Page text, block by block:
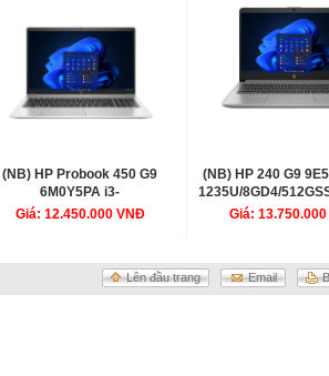
BT5/3C41WHr/W11SL/BẠC
(NB) HP Probook 450 G9
6M0Y5PA i3-
8GD4/512GSSD/15.6FHD/WL/BT/3C45WHr/
Giá: 12.450.000 VNĐ
(NB) HP 240 G9
1235U/8GD4/
Giá:
Email
Lên đầu trang